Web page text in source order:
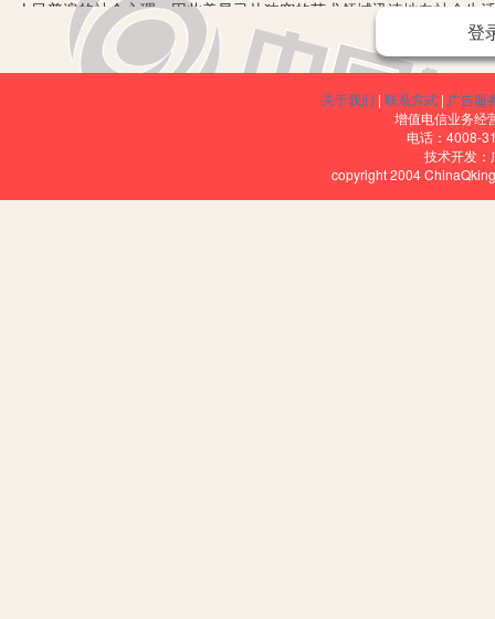
人民普遍的社会心理，因此美早已从狭窄的艺术领域迅速地向社会
仅用美的标准选择服饰和生活用品，欣赏美的艺术和体育比赛，而
烈地要求教师能够提高课堂教学艺术，他们渴望欣赏到教育美，在审
趋势。过去，思想政治课教学对美的追求和利用很不自觉，教学内
他们逐渐滋生了厌学、弃学的念头。改变这种被动局面的一种有效
艺术、美的生活去吸引学生、感染学生，从而提高教学效果。
登
关于我们 | 联系方式 | 广告服
增值电信业务经
电话：4008-
技术开发：
copyright 2004